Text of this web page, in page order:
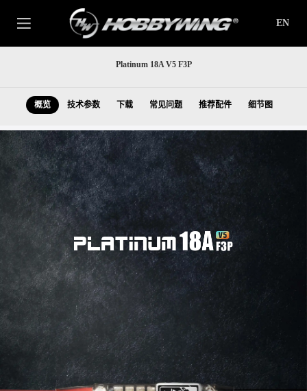
EN
Platinum 18A V5 F3P
概览 技术参数 下载 常见问题 推荐配件 细节图